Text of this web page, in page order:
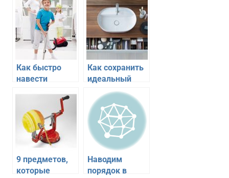
Как быстро
навести
Как сохранить
идеальный
порядок в
ванной
комнате
9 предметов,
которые
Наводим
порядок в